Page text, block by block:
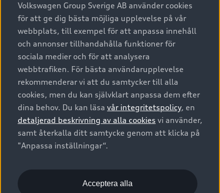
A6 modellerna
SUV
Avant
Audi Sport
Privatleasing
Nya bilar i lager
Begagnade bilar i lager
Audi approved :plus - så gott som nya
Finansiering
Audi exclusive
Provkörning
Service & tillbehör
Audi digital services
Originaltillbehör - köp online
Garantier
Försäkring
Digitala manualer för din Audi
Audi Collection – livsstilsartiklar
Vanliga frågor
2G/3G nätet stängs ned - Hur påverkas min bil av detta?
Tjänstebil
Tjänstebil
Business lease online
Företagsleasing
Om Audi Sverige
Kontakta oss
Audi Återförsäljare/-serviceverkstad
myAudi
Pressmeddelanden
Nyhetsbrev
Vårt hållbarhetsarbete
© 2026 AUDI SVERIGE. All Rights Reserved.
Utgivare Juridiskt
Juridiskt Audi AG
Juridiskt Audi Digital Giveaway
Anpassa inställningar för cookies
Visselblåsarkanaler
Volkswagen Group Sverige AB använder cookies
för att ge dig bästa möjliga upplevelse på vår
webbplats, till exempel för att anpassa innehåll
och annonser tillhandahålla funktioner för
sociala medier och för att analysera
webbtrafiken. För bästa användarupplevelse
rekommenderar vi att du samtycker till alla
cookies, men du kan självklart anpassa dem efter
dina behov. Du kan läsa vår integritetspolicy, en
detaljerad beskrivning av alla cookies vi använder,
samt återkalla ditt samtycke genom att klicka på
"Anpassa inställningar“.
Acceptera alla